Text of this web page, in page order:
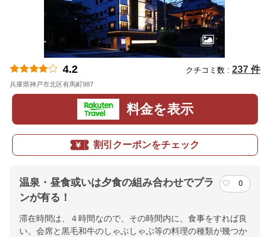
4.2 クチコミ数 : 237 件
兵庫県神戸市北区有馬町987
料金を表示
割引クーポンをチェック
温泉・昼食或いは夕食の組み合わせでプラ
ンが有る！
0
滞在時間は、４時間なので、その時間内に、食事をすれば良
い。会席と黒毛和牛のしゃぶしゃぶ等の料理の種類が幾つか